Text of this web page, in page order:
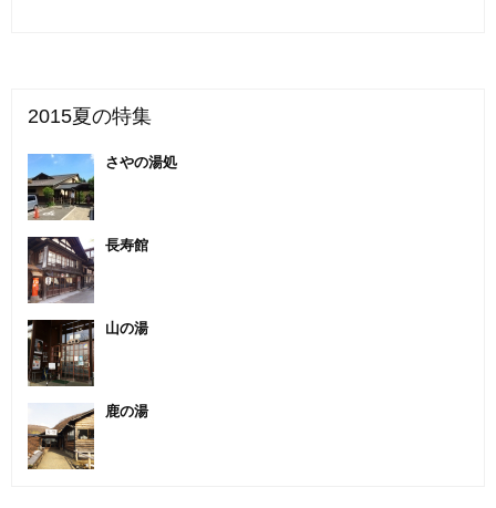
2015夏の特集
さやの湯処
長寿館
山の湯
鹿の湯